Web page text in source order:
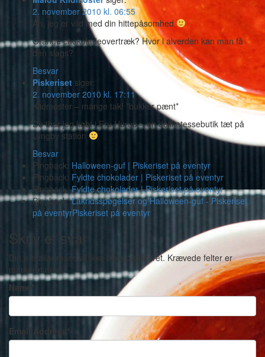
2. november 2010 kl. 06:55
Åh, jeg er vild med din hittepåsomhed
Orange chokoladeovertræk? Hvor i alverden kan man få
den slags?
Besvar
Piskeriset siger:
2. november 2010 kl. 17:11
Klidmoster – mange tak! *bukker pænt*
De thar jeg købt i Fru Hurup – en delikatessebutik tæt på
Lyngby station
Besvar
Pingback: Halloween-guf | Piskeriset på eventyr
Pingback: Fyldte chokolader | Piskeriset på eventyr
Pingback:Fyldte chokolader | Piskeriset på eventyr
Pingback:Lakridsspøgelser og Halloween-guf - Piskeriset
på eventyrPiskeriset på eventyr
Skriv et svar
Din e-mailadresse vil ikke blive publiceret. Krævede felter er
markeret med
Name *
Email Address *